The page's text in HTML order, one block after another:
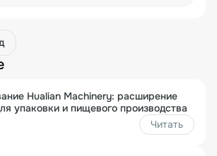
Hualian Machinery: расширение
упаковки и пищевого производства
Читать